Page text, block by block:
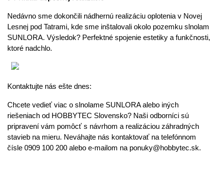
Nedávno sme dokončili nádhernú realizáciu oplotenia v Novej
Lesnej pod Tatrami, kde sme inštalovali okolo pozemku slnolam
SUNLORA. Výsledok? Perfektné spojenie estetiky a funkčnosti,
ktoré nadchlo.
Kontaktujte nás ešte dnes:
Chcete vedieť viac o slnolame SUNLORA alebo iných
riešeniach od HOBBYTEC Slovensko? Naši odborníci sú
pripravení vám pomôcť s návrhom a realizáciou záhradných
stavieb na mieru. Neváhajte nás kontaktovať na telefónnom
čísle 0909 100 200 alebo e-mailom na ponuky@hobbytec.sk.